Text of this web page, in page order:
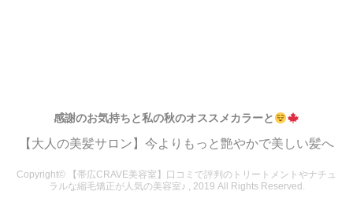
感謝のお気持ちと私の秋のオススメカラーと
【大人の美髪サロン】今よりもっと艶やかで美しい髪へ
Copyright© 【帯広CRAVE美容室】口コミで評判のトリートメントやナチュ
ラルな縮毛矯正が人気の美容室♪ , 2019 All Rights Reserved.